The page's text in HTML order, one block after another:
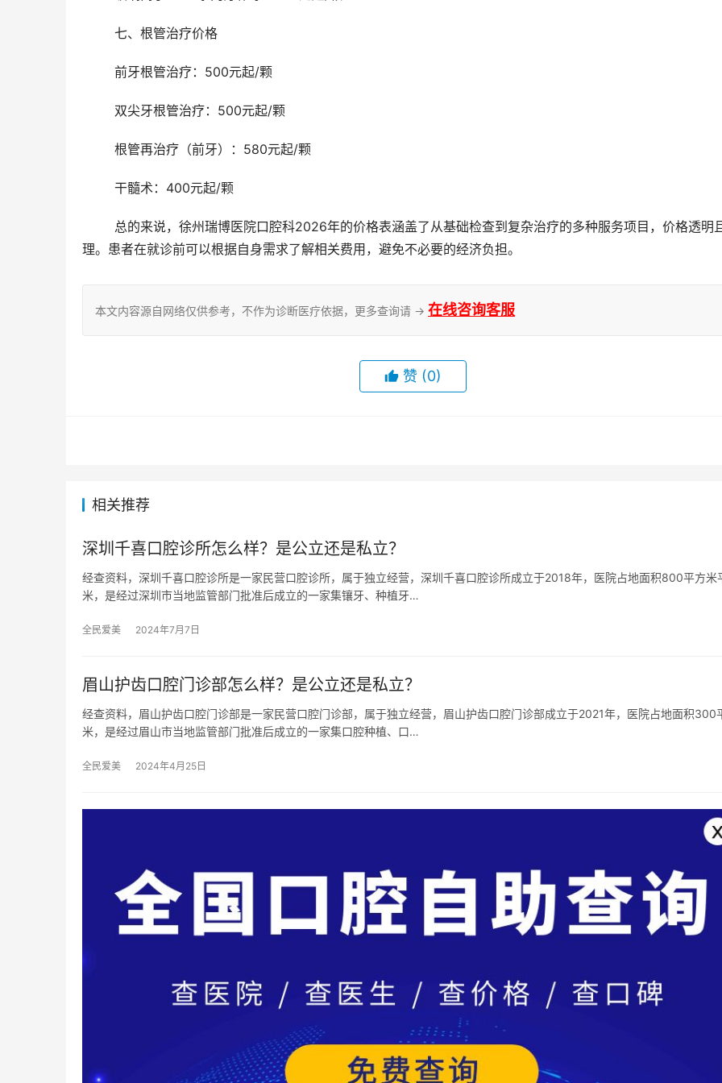
	七、根管治疗价格
	前牙根管治疗：500元起/颗
	双尖牙根管治疗：500元起/颗
	根管再治疗（前牙）：580元起/颗
	干髓术：400元起/颗
理。患者在就诊前可以根据自身需求了解相关费用，避免不必要的经济负担。
本文内容源自网络仅供参考，不作为诊断医疗依据，更多查询请 → 在线咨询客服
赞 (0)
相关推荐
深圳千喜口腔诊所怎么样？是公立还是私立？
经查资料，深圳千喜口腔诊所是一家民营口腔诊所，属于独立经营，深圳千喜口腔诊所成立于2018年，医院占地面积800平方米
米，是经过深圳市当地监管部门批准后成立的一家集镶牙、种植牙…
全民爱美 2024年7月7日
眉山护齿口腔门诊部怎么样？是公立还是私立？
经查资料，眉山护齿口腔门诊部是一家民营口腔门诊部，属于独立经营，眉山护齿口腔门诊部成立于2021年，医院占地面积300
米，是经过眉山市当地监管部门批准后成立的一家集口腔种植、口…
全民爱美 2024年4月25日